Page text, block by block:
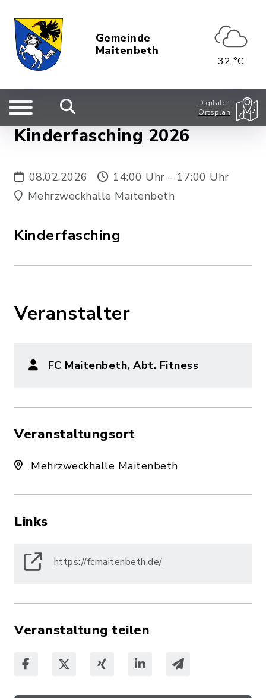
Gemeinde
Maitenbeth
32 °C
Digitaler
Ortsplan
Kinderfasching 2026
08.02.2026
14:00 Uhr – 17:00 Uhr
Mehrzweckhalle Maitenbeth
Kinderfasching
Veranstalter
FC Maitenbeth, Abt. Fitness
Veranstaltungsort
Mehrzweckhalle Maitenbeth
Links
https://fcmaitenbeth.de/
Veranstaltung teilen